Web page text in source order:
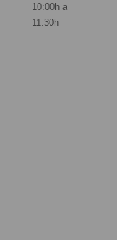
10:00h a
11:30h